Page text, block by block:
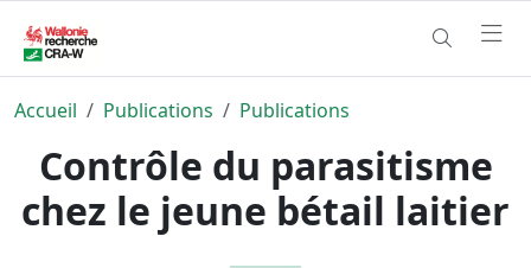
Accueil Publications Publications
Contrôle du parasitisme
chez le jeune bétail laitier